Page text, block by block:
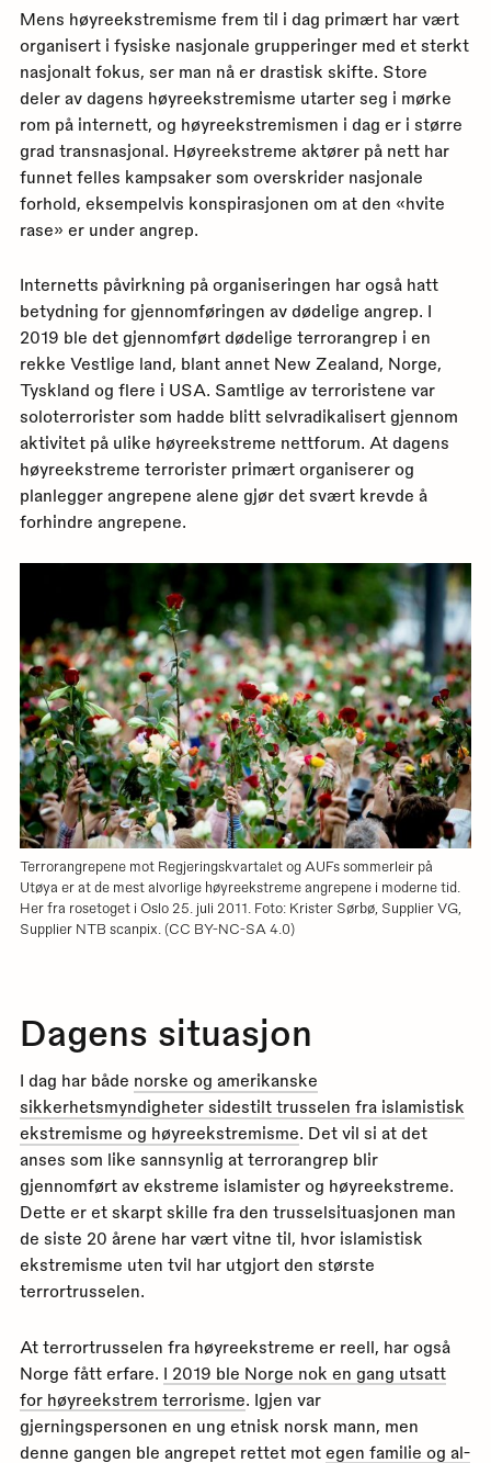
Mens høyreekstremisme frem til i dag primært har vært
organisert i fysiske nasjonale grupperinger med et sterkt
nasjonalt fokus, ser man nå er drastisk skifte. Store
deler av dagens høyreekstremisme utarter seg i mørke
rom på internett, og høyreekstremismen i dag er i større
grad transnasjonal. Høyreekstreme aktører på nett har
funnet felles kampsaker som overskrider nasjonale
forhold, eksempelvis konspirasjonen om at den «hvite
rase» er under angrep.
Internetts påvirkning på organiseringen har også hatt
betydning for gjennomføringen av dødelige angrep. I
2019 ble det gjennomført dødelige terrorangrep i en
rekke Vestlige land, blant annet New Zealand, Norge,
Tyskland og flere i USA. Samtlige av terroristene var
soloterrorister som hadde blitt selvradikalisert gjennom
aktivitet på ulike høyreekstreme nettforum. At dagens
høyreekstreme terrorister primært organiserer og
planlegger angrepene alene gjør det svært krevde å
forhindre angrepene.
Terrorangrepene mot Regjeringskvartalet og AUFs sommerleir på
Utøya er at de mest alvorlige høyreekstreme angrepene i moderne tid.
Her fra rosetoget i Oslo 25. juli 2011. Foto: Krister Sørbø, Supplier VG,
Supplier NTB scanpix. (CC BY-NC-SA 4.0)
Dagens situasjon
I dag har både norske og amerikanske
sikkerhetsmyndigheter sidestilt trusselen fra islamistisk
ekstremisme og høyreekstremisme. Det vil si at det
anses som like sannsynlig at terrorangrep blir
gjennomført av ekstreme islamister og høyreekstreme.
Dette er et skarpt skille fra den trusselsituasjonen man
de siste 20 årene har vært vitne til, hvor islamistisk
ekstremisme uten tvil har utgjort den største
terrortrusselen.
At terrortrusselen fra høyreekstreme er reell, har også
Norge fått erfare. I 2019 ble Norge nok en gang utsatt
for høyreekstrem terrorisme. Igjen var
gjerningspersonen en ung etnisk norsk mann, men
denne gangen ble angrepet rettet mot egen familie og al-